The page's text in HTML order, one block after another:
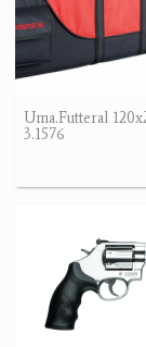
Uma.Futteral
3.1576